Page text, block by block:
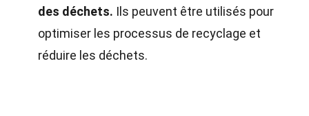
des déchets. Ils peuvent être utilisés pour
optimiser les processus de recyclage et
réduire les déchets.